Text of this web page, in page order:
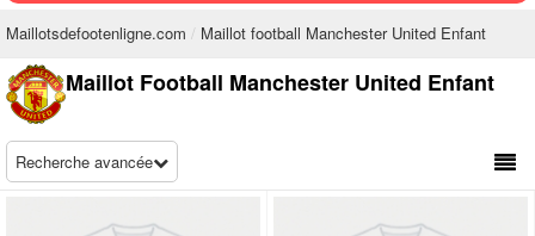
Maillotsdefootenligne.com Maillot football Manchester United Enfant
Maillot Football Manchester United Enfant
Recherche avancée